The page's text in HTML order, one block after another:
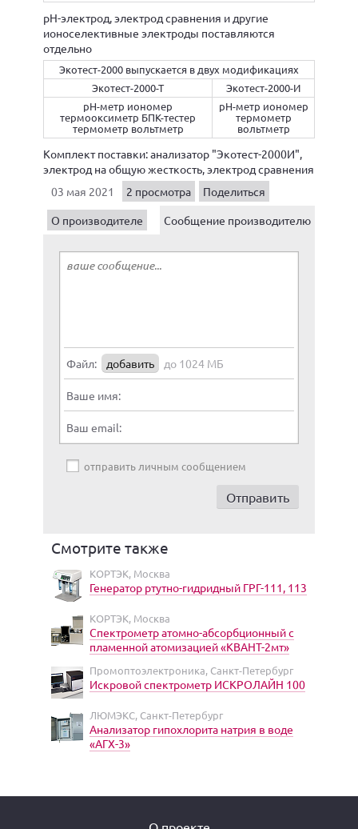
pH-электрод, электрод сравнения и другие
ионоселективные электроды поставляются
отдельно
Экотест-2000 выпускается в двух модификациях
Экотест-2000-Т
Экотест-2000-И
pH-метр иономер
термооксиметр БПК-тестер
термометр вольтметр
pH-метр иономер
термометр
вольтметр
Комплект поставки: анализатор "Экотест-2000И",
электрод на общую жесткость, электрод сравнения
03 мая 2021
2 просмотра
Поделиться
О производителе
Сообщение производителю
Файл: добавить до 1024 МБ
Ваше имя:
Ваш email:
отправить личным сообщением
Смотрите также
КОРТЭК, Москва
Генератор ртутно-гидридный ГРГ-111, 113
КОРТЭК, Москва
Спектрометр атомно-абсорбционный с
пламенной атомизацией «КВАНТ-2мт»
Промоптоэлектроника, Санкт-Петербург
Искровой спектрометр ИСКРОЛАЙН 100
ЛЮМЭКС, Санкт-Петербург
Анализатор гипохлорита натрия в воде
«АГХ-3»